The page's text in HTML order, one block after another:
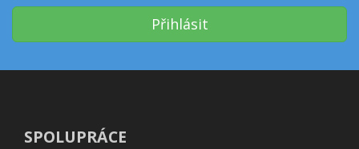
Přihlásit
SPOLUPRÁCE